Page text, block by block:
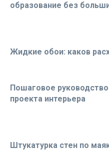
образование без
Жидкие обои: каков
Пошаговое
проекта интерьера
Штукатурка стен по